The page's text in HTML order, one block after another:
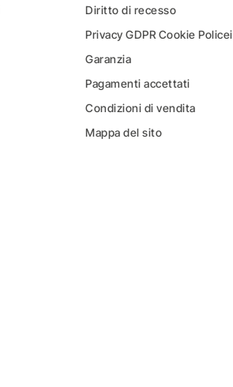
Diritto di recesso
Privacy GDPR Cookie Policei
Garanzia
Pagamenti accettati
Condizioni di vendita
Mappa del sito